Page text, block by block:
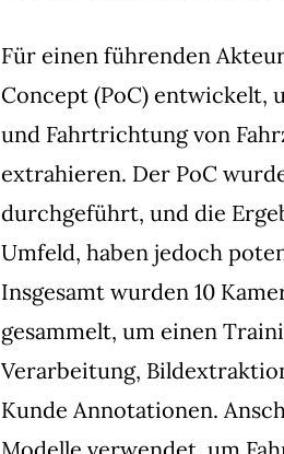
Für einen führenden
Concept (PoC) entwickelt,
und Fahrtrichtung von
extrahieren. Der PoC
durchgeführt, und die
Umfeld, haben jedoch
Insgesamt wurden 10
gesammelt, um einen
Verarbeitung,
Kunde Annotationen.